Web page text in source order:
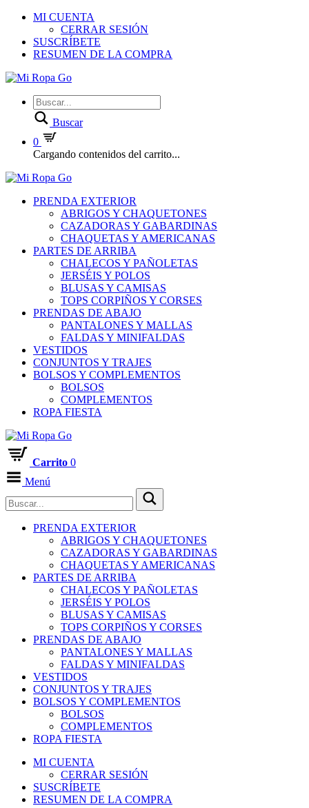
MI CUENTA
CERRAR SESIÓN
SUSCRÍBETE
RESUMEN DE LA COMPRA
Buscar
0
Cargando contenidos del carrito...
PRENDA EXTERIOR
ABRIGOS Y CHAQUETONES
CAZADORAS Y GABARDINAS
CHAQUETAS Y AMERICANAS
PARTES DE ARRIBA
CHALECOS Y PAÑOLETAS
JERSÉIS Y POLOS
BLUSAS Y CAMISAS
TOPS CORPIÑOS Y CORSES
PRENDAS DE ABAJO
PANTALONES Y MALLAS
FALDAS Y MINIFALDAS
VESTIDOS
CONJUNTOS Y TRAJES
BOLSOS Y COMPLEMENTOS
BOLSOS
COMPLEMENTOS
ROPA FIESTA
Carrito 0
Menú
PRENDA EXTERIOR
ABRIGOS Y CHAQUETONES
CAZADORAS Y GABARDINAS
CHAQUETAS Y AMERICANAS
PARTES DE ARRIBA
CHALECOS Y PAÑOLETAS
JERSÉIS Y POLOS
BLUSAS Y CAMISAS
TOPS CORPIÑOS Y CORSES
PRENDAS DE ABAJO
PANTALONES Y MALLAS
FALDAS Y MINIFALDAS
VESTIDOS
CONJUNTOS Y TRAJES
BOLSOS Y COMPLEMENTOS
BOLSOS
COMPLEMENTOS
ROPA FIESTA
MI CUENTA
CERRAR SESIÓN
SUSCRÍBETE
RESUMEN DE LA COMPRA